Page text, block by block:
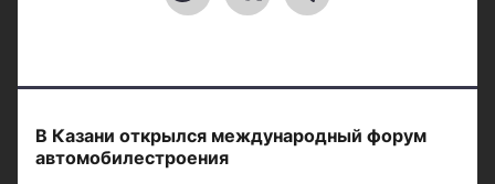
В Казани открылся международный форум
автомобилестроения